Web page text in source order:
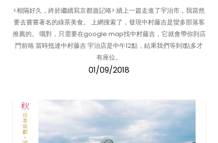
<相隔好久，終於繼續寫京都遊記咯> 續上一篇走進了宇治市，我當然
要去嘗嘗著名的綠茶美食。 上網搜索了，發現中村藤吉是蠻多部落客
推薦的。 哦對，只需要在google map找中村藤吉，它就會帶你到店
門前咯 當時抵達中村藤吉 宇治店是中午12點，結果我們等到1點多才
有座位。
01/09/2018